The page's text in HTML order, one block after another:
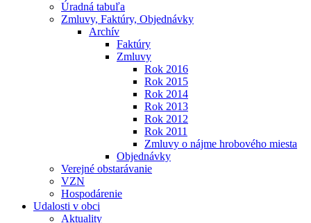
Úradná tabuľa
Zmluvy, Faktúry, Objednávky
Archív
Faktúry
Zmluvy
Rok 2016
Rok 2015
Rok 2014
Rok 2013
Rok 2012
Rok 2011
Zmluvy o nájme hrobového miesta
Objednávky
Verejné obstarávanie
VZN
Hospodárenie
Udalosti v obci
Aktuality